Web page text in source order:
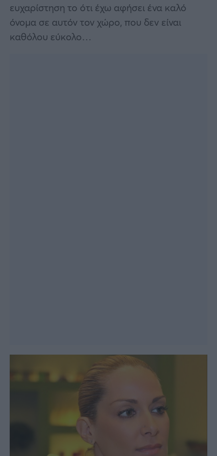
ευχαρίστηση το ότι έχω αφήσει ένα καλό
όνομα σε αυτόν τον χώρο, που δεν είναι
καθόλου εύκολο…